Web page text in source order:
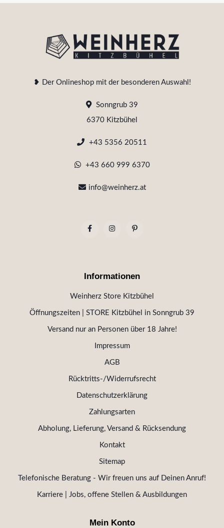
❥ Der Onlineshop mit der besonderen Auswahl!
Sonngrub 39
6370 Kitzbühel
+43 5356 20511
+43 660 999 6370
info@weinherz.at
Informationen
Weinherz Store Kitzbühel
Öffnungszeiten | STORE Kitzbühel in Sonngrub 39
Versand nur an Personen über 18 Jahre!
Impressum
AGB
Rücktritts-/Widerrufsrecht
Datenschutzerklärung
Zahlungsarten
Abholung, Lieferung, Versand & Rücksendung
Kontakt
Sitemap
Telefonische Beratung - Wir freuen uns auf Deinen Anruf!
Karriere | Jobs, offene Stellen & Ausbildungen
Mein Konto